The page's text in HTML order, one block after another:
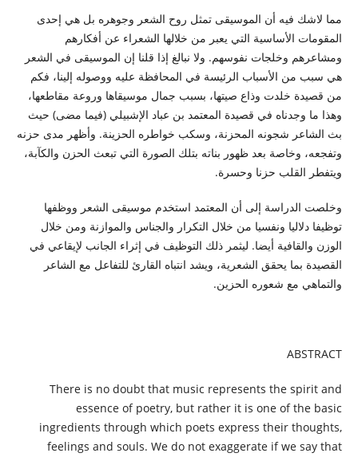
مما لاشك فيه أن الموسيقى تمثل روح الشعر وجوهره بل هي إحدى
المقومات الأساسية التي يعبر من خلالها الشعراء عن أفكارهم
ومشاعرهم وخلجات نفوسهم. ولا نبالغ إذا قلنا إن الموسيقى في الشعر
هي سبب من الأسباب الرئيسة في المحافظة عليه ووصوله إلينا، فكم
من قصيدة خلدت وذاع صيتها، بسبب جمال موسيقاها وروعة مقاطعها،
وهذا ما وجدناه في قصيدة المعتمد بن عباد الإشبيلي (فيما مضى) حيث
بث الشاعر شجونه المحزنة، وسكب خواطره الحزينة. وأظهر مدى حزنه
وتفجعه، وخاصة بعد ظهور بناته بتلك الصورة التي تبعث الحزن والكآبة،
ويتفطر القلب حزنا وحسرة.
وخلصت الدراسة إلى أن المعتمد استخدم موسيقى الشعر ووظفها
توظيفا دلاليا ونفسيا من خلال التكرار والجناس والموازنة ومن خلال
الوزن والقافية أيضا. ليثمر ذلك التوظيف في إثراء الجانب لإيقاعي في
القصيدة بما يحقق الشعرية، ويشد انتباه القارئ للتفاعل مع الشاعر
والتماهي مع شعوره الحزين.
ABSTRACT
There is no doubt that music represents the spirit and
essence of poetry, but rather it is one of the basic
ingredients through which poets express their thoughts,
feelings and souls. We do not exaggerate if we say that